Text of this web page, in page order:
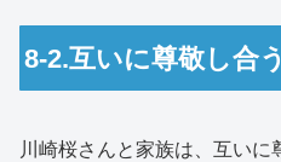
8-2.互いに尊敬し合
川崎桜さんと家族は、互い